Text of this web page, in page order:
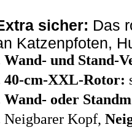
sicher: Das
Katzenpfoten,
Wand- und Stand-
40-cm-XXL-Rotor:
Wand- oder
Neigbarer Kopf,